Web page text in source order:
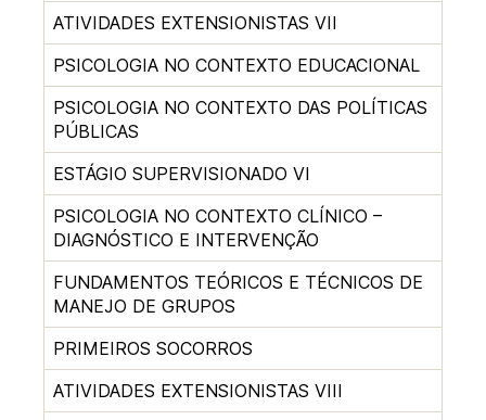
ATIVIDADES EXTENSIONISTAS VII
PSICOLOGIA NO CONTEXTO EDUCACIONAL
PSICOLOGIA NO CONTEXTO DAS POLÍTICAS
PÚBLICAS
ESTÁGIO SUPERVISIONADO VI
PSICOLOGIA NO CONTEXTO CLÍNICO –
DIAGNÓSTICO E INTERVENÇÃO
FUNDAMENTOS TEÓRICOS E TÉCNICOS DE
MANEJO DE GRUPOS
PRIMEIROS SOCORROS
ATIVIDADES EXTENSIONISTAS VIII